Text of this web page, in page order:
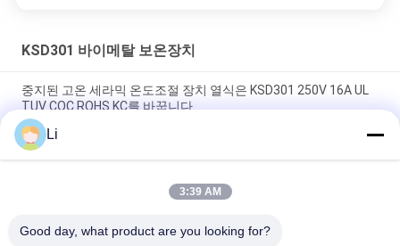
KSD301 바이메탈 보온장치
중지된 고온 세라믹 온도조절 장치 열식은 KSD301 250V 16A UL
TUV CQC ROHS KC를 바꿉니다
바이메탈 디스크 스냅 액션 서모, 저온 제한된 제어 스위치 H31
250V 10 13C
황급한 활동 유형 KSD301 두금속 보온장치 AC 125V 250V 힘은
Li
3:39 AM
Good day, what product are you looking for?